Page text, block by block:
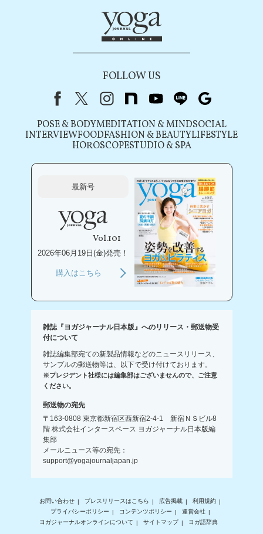
FOLLOW US
FacebookX（旧Twitter）
instagram
note youtubeline
POSE & BODYMEDITATION & MINDSOCIAL
INTERVIEWFOODFASHION & BEAUTYLIFESTYLE
HOROSCOPESTUDIO & SPA
最新号
Vol.101
2026年06月19日(金)発売！
購入はこちら
雑誌『ヨガジャーナル日本版』へのリリース・郵送物受
付について
雑誌編集部宛ての新製品情報などのニュースリリース、
サンプルの郵送物等は、以下で受け付けております。
※プレジデント社様には編集部はございませんので、ご注意
ください。
郵送物の宛先
〒163-0808 東京都新宿区西新宿2-4-1 新宿ＮＳビル8
階 株式会社インタースペース ヨガジャーナル日本版編
集部
メールニュース等の宛先：
support@yogajournaljapan.jp
お問い合わせ プレスリリースはこちら 広告掲載
利用規約
プライバシーポリシー
コンテンツポリシー
運営会社
ヨガジャーナルオンラインについて
サイトマップ ヨガ語辞典